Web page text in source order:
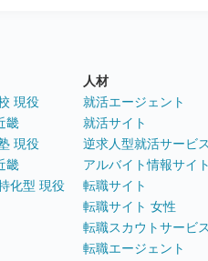
現役
畿
現役
畿
化型 現役
人材
就活エージェント
就活サイト
逆求人型就活サービス
アルバイト情報サイト
転職サイト
転職サイト 女性
転職スカウトサービス
転職エージェント